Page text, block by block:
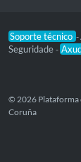
Soporte técnico -
Seguridade -
© 2026 Plataforma
Coruña